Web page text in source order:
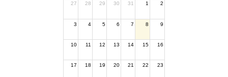
27
28 29 30 31 1 2
3 4 5 6 7 8 9
10 11 12 13 14 15 16
17 18 19 20 21 22 23